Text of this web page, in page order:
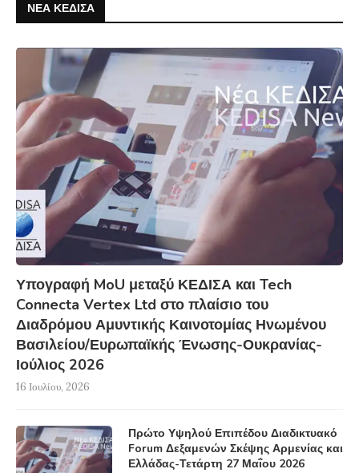
ΝΕΑ ΚΕΔΙΣΑ
Υπογραφή MoU μεταξύ ΚΕΔΙΣΑ και Tech
Connecta Vertex Ltd στο πλαίσιο του
Διαδρόμου Αμυντικής Καινοτομίας Ηνωμένου
Βασιλείου/Ευρωπαϊκής Ένωσης-Ουκρανίας-
Ιούλιος 2026
16 Ιουλίου, 2026
Πρώτο Υψηλού Επιπέδου Διαδικτυακό
Forum Δεξαμενών Σκέψης Αρμενίας και
Ελλάδας-Τετάρτη 27 Μαΐου 2026